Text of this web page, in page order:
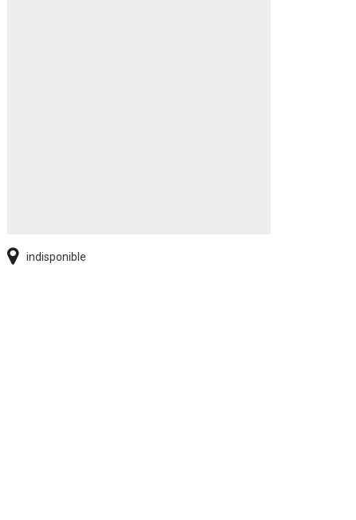
indisponible